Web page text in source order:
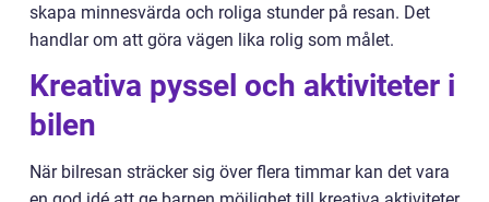
skapa minnesvärda och roliga stunder på resan. Det
handlar om att göra vägen lika rolig som målet.
Kreativa pyssel och aktiviteter i
bilen
När bilresan sträcker sig över flera timmar kan det vara